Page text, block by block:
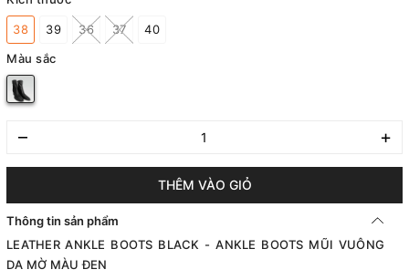
38 39 36 37
40
Màu sắc
– +
THÊM VÀO GIỎ
Thông tin sản phẩm
LEATHER ANKLE BOOTS BLACK - ANKLE BOOTS MŨI VUÔNG
DA MỜ MÀU ĐEN